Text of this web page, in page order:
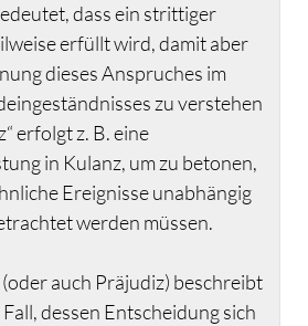
dass ein strittiger
erfüllt wird, damit aber
dieses Anspruches im
zu verstehen
erfolgt z. B. eine
in Kulanz, um zu betonen,
Ereignisse unabhängig
werden müssen.
auch Präjudiz) beschreibt
dessen Entscheidung sich